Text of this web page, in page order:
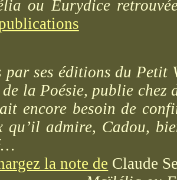
ou Eurydice
ses éditions du Petit
la Poésie, publie chez
encore besoin de
qu’il admire, Cadou,
la note de Claude